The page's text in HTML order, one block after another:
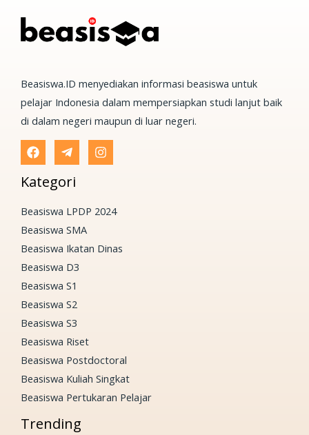
Beasiswa.ID menyediakan informasi beasiswa untuk
pelajar Indonesia dalam mempersiapkan studi lanjut baik
di dalam negeri maupun di luar negeri.
Kategori
Beasiswa LPDP 2024
Beasiswa SMA
Beasiswa Ikatan Dinas
Beasiswa D3
Beasiswa S1
Beasiswa S2
Beasiswa S3
Beasiswa Riset
Beasiswa Postdoctoral
Beasiswa Kuliah Singkat
Beasiswa Pertukaran Pelajar
Trending